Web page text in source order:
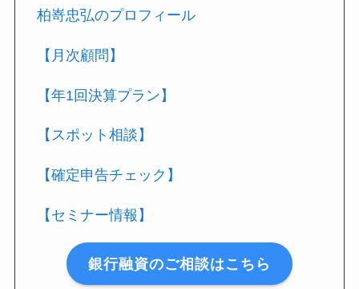
柏嵜忠弘のプロフィール
【月次顧問】
【年1回決算プラン】
【スポット相談】
【確定申告チェック】
【セミナー情報】
銀行融資のご相談はこちら